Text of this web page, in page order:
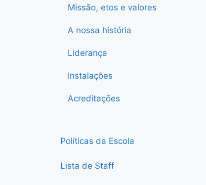
Missão, etos e valores
A nossa história
Liderança
Instalações
Acreditações
Políticas da Escola
Lista de Staff